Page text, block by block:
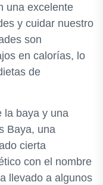
una excelente
y cuidar nuestro
son
en calorías, lo
de
la baya y una
Baya, una
cierta
con el nombre
llevado a algunos